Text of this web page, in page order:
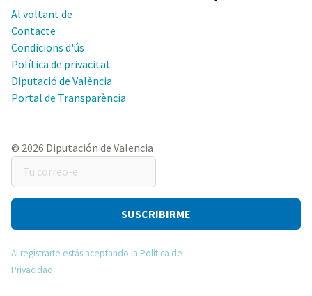
Al voltant de
Contacte
Condicions d'ús
Política de privacitat
Diputació de València
Portal de Transparència
© 2026 Diputación de Valencia
Tu
correo-
e
Al registrarte estás aceptando la Política de
Privacidad